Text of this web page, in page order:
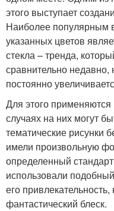
этого выступает
Наиболее популярным
указанных цветов
стекла – тренда,
сравнительно недавно,
постоянно
Для этого
случаях на них могут
тематические рисунки
имели произвольную
определенный
использовали
его
фантастический блеск.